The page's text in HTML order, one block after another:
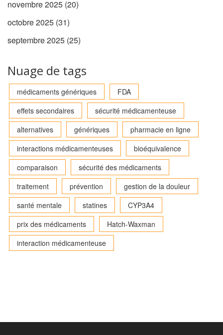
novembre 2025 (20)
octobre 2025 (31)
septembre 2025 (25)
Nuage de tags
médicaments génériques
FDA
effets secondaires
sécurité médicamenteuse
alternatives
génériques
pharmacie en ligne
interactions médicamenteuses
bioéquivalence
comparaison
sécurité des médicaments
traitement
prévention
gestion de la douleur
santé mentale
statines
CYP3A4
prix des médicaments
Hatch-Waxman
interaction médicamenteuse